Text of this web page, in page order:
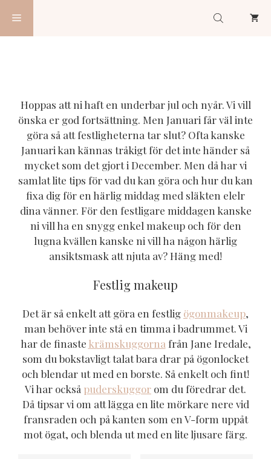
innehåll
Meny
Hoppas att ni haft en underbar jul och nyår. Vi vill
önska er god fortsättning. Men Januari får väl inte
göra så att festligheterna tar slut? Ofta kanske
Januari kan kännas tråkigt för det inte händer så
mycket som det gjort i December. Men då har vi
samlat lite tips för vad du kan göra och hur du kan
fixa dig för en härlig middag med släkten elelr
dina vänner. För den festligare middagen kanske
ni vill ha en snygg enkel makeup och för den
lugna kvällen kanske ni vill ha någon härlig
ansiktsmask att njuta av? Häng med!
Festlig makeup
Det är så enkelt att göra en festlig ögonmakeup,
man behöver inte stå en timma i badrummet. Vi
har de finaste krämskuggorna från Jane Iredale,
som du bokstavligt talat bara drar på ögonlocket
och blendar ut med en borste. Så enkelt och fint!
Vi har också puderskuggor om du föredrar det.
Då tipsar vi om att lägga en lite mörkare nere vid
fransraden och på kanten som en V-form uppåt
mot ögat, och blenda ut med en lite ljusare färg.